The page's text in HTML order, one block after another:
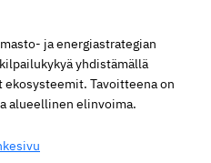
ja energiastrategian
yhdistämällä
Tavoitteena on
alueellinen elinvoima.